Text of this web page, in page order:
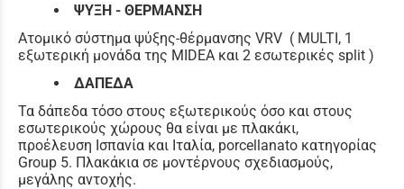
ΨΥΞΗ - ΘΕΡΜΑΝΣΗ
Ατομικό σύστημα ψύξης-θέρμανσης VRV ( MULTI, 1
εξωτερική μονάδα της MIDEA και 2 εσωτερικές split )
ΔΑΠΕΔΑ
Τα δάπεδα τόσο στους εξωτερικούς όσο και στους
εσωτερικούς χώρους θα είναι με πλακάκι,
προέλευση Ισπανία και Ιταλία, porcellanato κατηγορίας
Group 5. Πλακάκια σε μοντέρνους σχεδιασμούς,
μεγάλης αντοχής.